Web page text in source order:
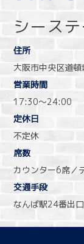
シース
住所
大阪市中央区道
営業時間
17:30〜24:00
定休日
不定休
席数
カウンター6席／
交通手段
なんば駅24番出